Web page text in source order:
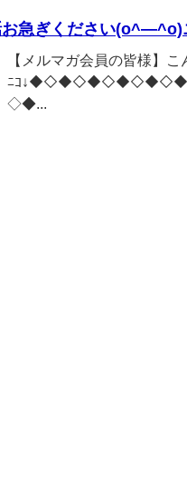
お急ぎください(o^―^o)
【メルマガ会員の皆様】
ﾆｺ
◇◆...